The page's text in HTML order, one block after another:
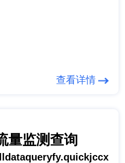
查看详情
量监测查询